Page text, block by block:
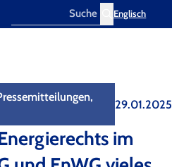
Englisch
29.01.2025
im